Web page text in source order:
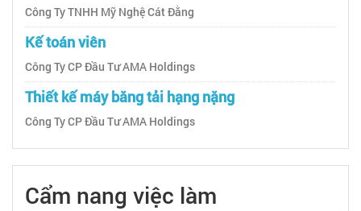
Công Ty TNHH Mỹ Nghệ Cát Đằng
Kế toán viên
Công Ty CP Đầu Tư AMA Holdings
Thiết kế máy băng tải hạng nặng
Công Ty CP Đầu Tư AMA Holdings
Cẩm nang việc làm